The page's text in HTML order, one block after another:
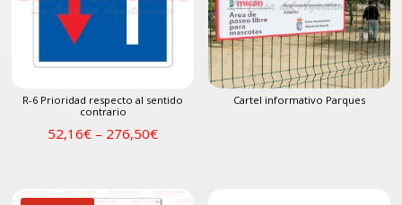
R-6 Prioridad respecto al sentido
contrario
52,16€ – 276,50€
Cartel informativo Parques